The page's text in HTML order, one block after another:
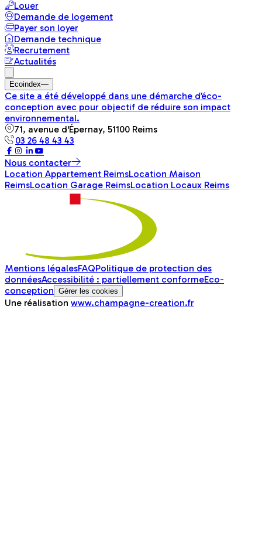
Louer
Demande de logement
Payer son loyer
Demande technique
Recrutement
Actualités
Ecoindex—
Ce site a été développé dans une démarche d’éco-
conception avec pour objectif de réduire son impact
environnemental.
71, avenue d'Épernay, 51100 Reims
03 26 48 43 43
Nous contacter
Location Appartement ReimsLocation Maison
ReimsLocation Garage ReimsLocation Locaux Reims
Mentions légalesFAQPolitique de protection des
donnéesAccessibilité : partiellement conformeEco-
conception Gérer les cookies
Une réalisation www.champagne-creation.fr